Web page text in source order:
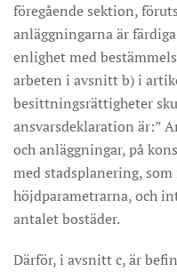
föregående sektion,
anläggningarna är
enlighet med
arbeten i avsnitt b) i
besittningsrättigheter
ansvarsdeklaration är:”
och anläggningar, på
med stadsplanering,
höjdparametrarna, och
antalet bostäder.
Därför, i avsnitt c, är